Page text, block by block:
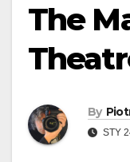
The
By
STY